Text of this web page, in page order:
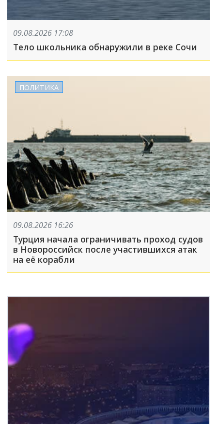
09.08.2026 17:08
Тело школьника обнаружили в реке Сочи
ПОЛИТИКА
09.08.2026 16:26
Турция начала ограничивать проход судов
в Новороссийск после участившихся атак
на её корабли